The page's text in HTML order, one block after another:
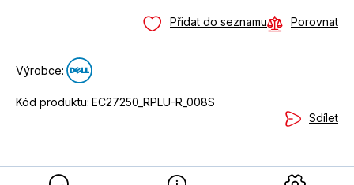
Přidat do seznamu Porovnat
Výrobce:
Kód produktu: EC27250_RPLU-R_008S
Sdílet